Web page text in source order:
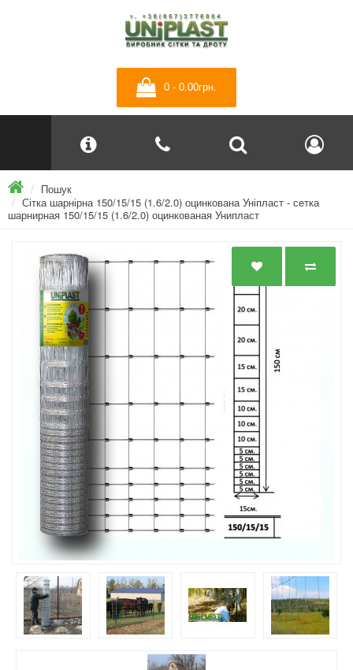
0 - 0.00грн.
Пошук
Сітка шарнірна 150/15/15 (1.6/2.0) оцинкована Уніпласт - сетка
шарнирная 150/15/15 (1.6/2.0) оцинкованая Унипласт